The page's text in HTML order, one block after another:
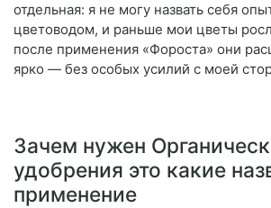
отдельная: я не могу назвать себя
цветоводом, и раньше мои цветы
после применения «Фороста» они
ярко — без особых усилий с моей
Зачем нужен
удобрения это какие
применение